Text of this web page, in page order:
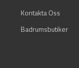
Kontakta Oss
Badrumsbutiker